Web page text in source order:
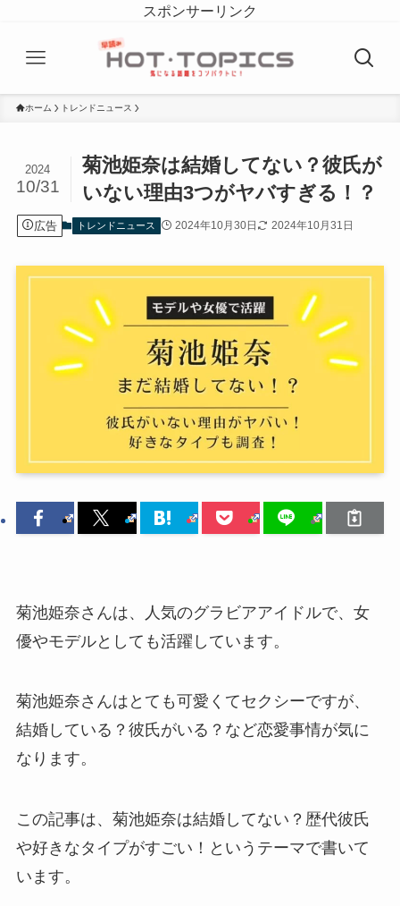
スポンサーリンク
ホーム トレンドニュース
菊池姫奈は結婚してない？彼氏が
いない理由3つがヤバすぎる！？
2024
10/31
広告 トレンドニュース 2024年10月30日 2024年10月31日
菊池姫奈さんは、人気のグラビアアイドルで、女
優やモデルとしても活躍しています。
菊池姫奈さんはとても可愛くてセクシーですが、
結婚している？彼氏がいる？など恋愛事情が気に
なります。
この記事は、菊池姫奈は結婚してない？歴代彼氏
や好きなタイプがすごい！というテーマで書いて
います。